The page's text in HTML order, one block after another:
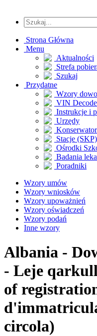
Strona Główna
Menu
Aktualności
Strefa
Szukaj
Przydatne
Wzory
VIN
Instrukcje i
Urzędy
Stacje (SKP)
Ośrodki
Badania
Poradniki
Wzory umów
Wzory wniosków
Wzory upoważnień
Wzory oświadczeń
Wzory podań
Inne wzory
Albania -
- Leje
of
circola)